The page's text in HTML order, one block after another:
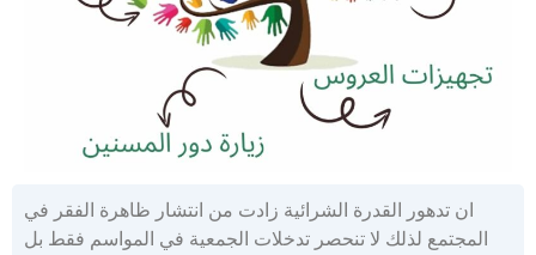
ان تدهور القدرة الشرائية زادت من انتشار ظاهرة الفقر في
المجتمع لذلك لا تنحصر تدخلات الجمعية في المواسم فقط بل